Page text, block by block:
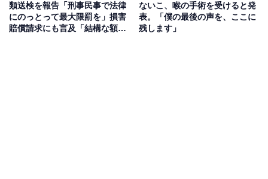
類送検を報告「刑事民事で法律
にのっとって最大限罰を」損害
賠償請求にも言及「結構な額の
ないこ、喉の手術を受けると発
表。「僕の最後の声を、ここに
残します」